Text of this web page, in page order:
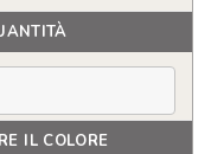
IL COLORE